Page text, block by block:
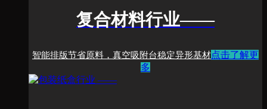
复合材料行业——
智能排版节省原料，真空吸附台稳定异形基材点击了解更
多